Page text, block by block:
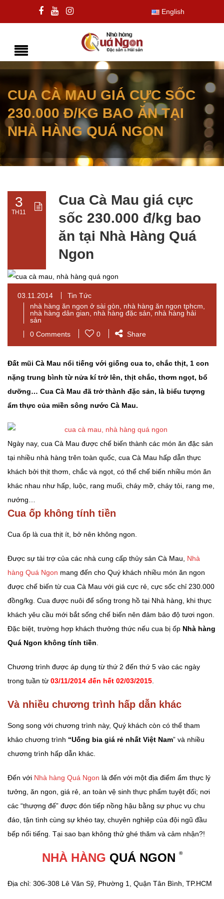
English
CUA CÀ MAU GIÁ CỰC SỐC
230.000 Đ/KG BAO ĂN TẠI
NHÀ HÀNG QUÁ NGON
3
TH11
Cua Cà Mau giá cực
sốc 230.000 đ/kg bao
ăn tại Nhà Hàng Quá
Ngon
03.11.2014
Tin Tức
nhà hàng ăn ngon ở sài gòn
nhà hàng ăn ngon tphcm
nhà hàng dân gian
nhà hàng đặc sản
nhà hàng hải
sản
0 Comments
0 Share
Đất mũi Cà Mau nổi tiếng với giống cua to, chắc thịt, 1 con
nặng trung bình từ nửa kí trở lên, thịt chắc, thơm ngọt, bổ
dưỡng… Cua Cà Mau đã trở thành đặc sản, là biểu tượng
ẩm thực của miền sông nước Cà Mau.
Ngày nay, cua Cà Mau được chế biến thành các món ăn đặc sản
tại nhiều nhà hàng trên toàn quốc, cua Cà Mau hấp dẫn thực
khách bởi thịt thơm, chắc và ngọt, có thể chế biến nhiều món ăn
khác nhau như hấp, luộc, rang muối, cháy mỡ, cháy tỏi, rang me,
nướng…
Cua ốp không tính tiền
Cua ốp là cua thịt ít, bở nên không ngon.
Được sự tài trợ của các nhà cung cấp thủy sản Cà Mau, Nhà
hàng Quá Ngon mang đến cho Quý khách nhiều món ăn ngon
được chế biến từ cua Cà Mau với giá cực rẻ, cực sốc chỉ 230.000
đồng/kg. Cua được nuôi để sống trong hồ tại Nhà hàng, khi thực
khách yêu cầu mới bắt sống chế biến nên đảm bảo độ tươi ngon.
Đặc biệt, trường hợp khách thưởng thức nếu cua bị ốp Nhà hàng
Quá Ngon không tính tiền
Chương trình được áp dụng từ thứ 2 đến thứ 5 vào các ngày
trong tuần từ 03/11/2014 đến hết 02/03/2015
Và nhiều chương trình hấp dẫn khác
Song song với chương trình này, Quý khách còn có thể tham
khảo chương trình “Uống bia giá rẻ nhất Việt Nam” và nhiều
chương trình hấp dẫn khác.
Đến với Nhà hàng Quá Ngon là đến với một địa điểm ẩm thực lý
tưởng, ăn ngon, giá rẻ, an toàn vệ sinh thực phẩm tuyệt đối; nơi
các “thượng đế” được đón tiếp nồng hậu bằng sự phục vụ chu
đáo, tận tình cùng sự khéo tay, chuyên nghiệp của đội ngũ đầu
bếp nổi tiếng. Tại sao bạn không thử ghé thăm và cảm nhận?!
NHÀ HÀNG QUÁ NGON ®
Địa chỉ: 306-308 Lê Văn Sỹ, Phường 1, Quận Tân Bình, TP.HCM